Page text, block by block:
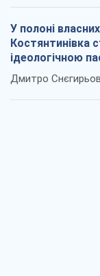
У полоні
Костянтинівка
ідеологічною
окупантів
Дмитро Снєгирьов